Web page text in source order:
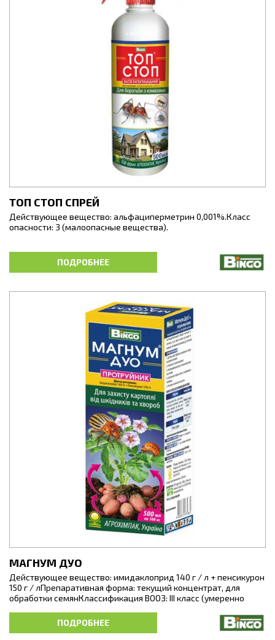
ТОП СТОП СПРЕЙ
Действующее вещество: альфациперметрин 0,001%.Класс
опасности: 3 (малоопасные вещества).
ТОП СТОП - эффективный, готовый к применению инсектицид
для уничтожения летающих и ползающих насекомых в жилых
и производственных помещениях; для профилактической
ПОДРОБНЕЕ
МАГНУМ ДУО
Действующее вещество: имидаклоприд 140 г / л + пенсикурон
150 г / лПрепаративная форма: текущий концентрат, для
обработки семянКлассификация ВООЗ: III класс (умеренно
МАГНУМ ДУО - инсектицидно-фунгицидный препарат
ПОДРОБНЕЕ